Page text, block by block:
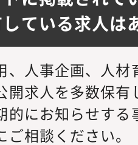
ている求人は
、人事企画、人
開求人を多数保
的にお知らせす
ご相談ください。